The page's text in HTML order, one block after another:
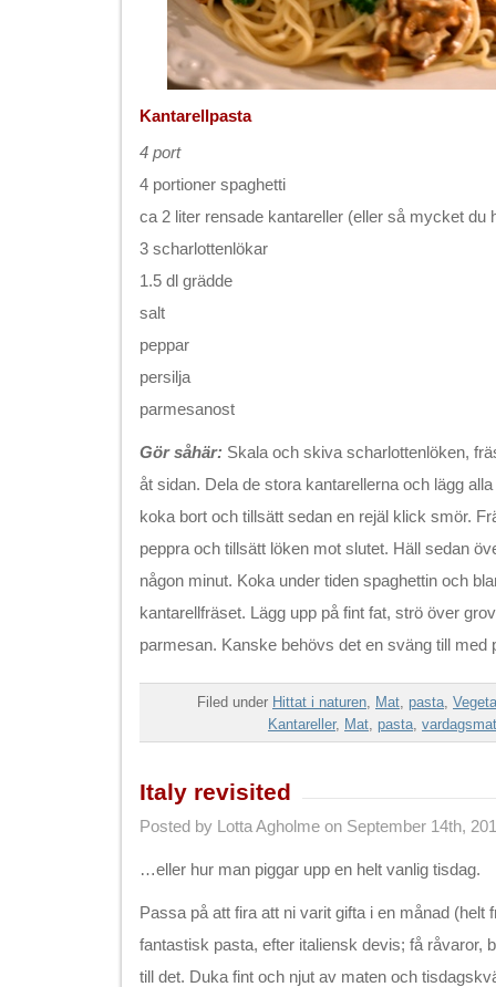
Kantarellpasta
4 port
4 portioner spaghetti
ca 2 liter rensade kantareller (eller så mycket du
3 scharlottenlökar
1.5 dl grädde
salt
peppar
persilja
parmesanost
Gör såhär: Skala och skiva scharlottenlöken,
åt sidan. Dela de stora kantarellerna och lägg
koka bort och tillsätt sedan en rejäl klick smör.
peppra och tillsätt löken mot slutet. Häll sedan
någon minut. Koka under tiden spaghettin och
kantarellfräset. Lägg upp på fint fat, strö över
parmesan. Kanske behövs det en sväng till med
Filed under Hittat i naturen, Mat, pasta,
Kantareller, Mat, pasta, vardagsmat
Italy revisited
Posted by Lotta Agholme on September 14th,
…eller hur man piggar upp en helt vanlig tisdag.
Passa på att fira att ni varit gifta i en månad (helt
fantastisk pasta, efter italiensk devis; få råvaror,
till det. Duka fint och njut av maten och